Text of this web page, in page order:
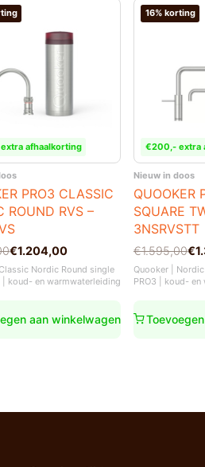
afhaalkorting
PRO3 CLASSIC
ROUND RVS –
€1.204,00
Nordic Round single
| koud- en warmwaterleiding
aan winkelwagen
€200,- extra
16% korting
Nieuw in doos
QUOOKER
SQUARE
3NSRVSTT
€1.595,00
prijs
was:
€
Huidige
prijs
is:
Quooker | Nordic
PRO3 | koud-